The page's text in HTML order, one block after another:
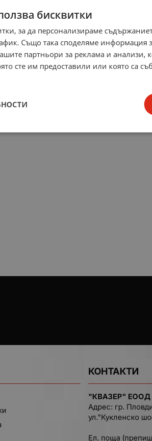
КОНТАКТИ
"КВАЗЕР" ЕООД
Адрес: гр.
ул."Кукленско
Ел. поща
бисквитки
за да персонализираме
Също така споделяме информация
партньори за реклама и
сте им предоставили или която са